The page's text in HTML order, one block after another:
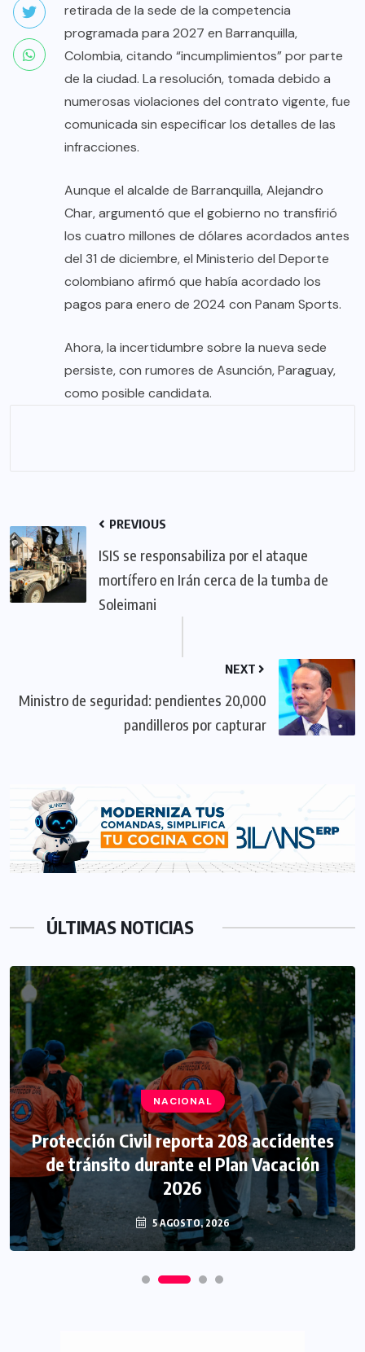
retirada de la sede de la competencia
programada para 2027 en Barranquilla,
Colombia, citando “incumplimientos” por parte
de la ciudad. La resolución, tomada debido a
numerosas violaciones del contrato vigente, fue
comunicada sin especificar los detalles de las
infracciones.
Aunque el alcalde de Barranquilla, Alejandro
Char, argumentó que el gobierno no transfirió
los cuatro millones de dólares acordados antes
del 31 de diciembre, el Ministerio del Deporte
colombiano afirmó que había acordado los
pagos para enero de 2024 con Panam Sports.
Ahora, la incertidumbre sobre la nueva sede
persiste, con rumores de Asunción, Paraguay,
como posible candidata.
PREVIOUS
ISIS se responsabiliza por el ataque
mortífero en Irán cerca de la tumba de
Soleimani
NEXT
Ministro de seguridad: pendientes 20,000
pandilleros por capturar
ÚLTIMAS NOTICIAS
NACIONAL
Protección Civil reporta 208 accidentes
de tránsito durante el Plan Vacación
2026
5 AGOSTO, 2026